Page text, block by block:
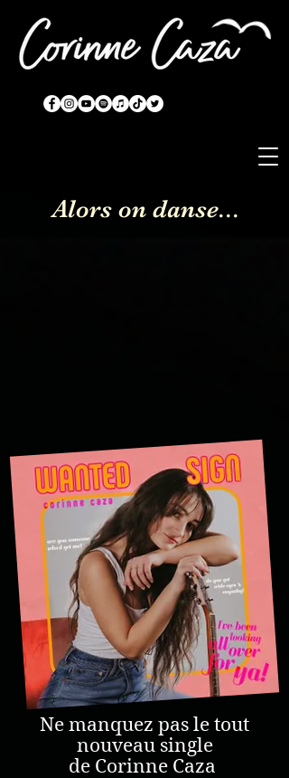
Alors on danse...
Ne manquez pas le tout
nouveau single
de Corinne Caza